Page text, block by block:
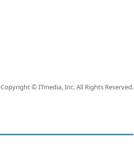
Copyright © ITmedia, Inc. All Rights Reserved.